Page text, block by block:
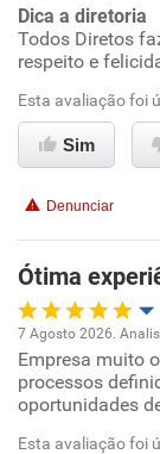
Recomenda
Dica a diretoria
Todos Diretos
respeito e
Esta avaliação foi
Sim
Denunciar
Ótima
Oportunidade
7 Agosto 2026.
Empresa muito
processos
oportunidades
Esta avaliação foi